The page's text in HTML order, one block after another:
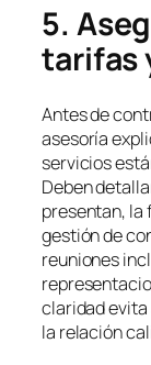
5.
tarifas
Antes de
asesoría
servicios
Deben
presentan, la
gestión de
reuniones
claridad
la relación